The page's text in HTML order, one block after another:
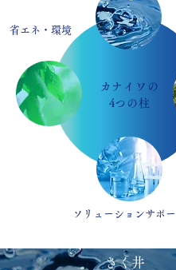
省エネ・環境
カナイワの
4つの柱
ソリューションサポー
​さく井